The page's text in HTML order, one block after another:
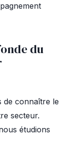
du
de connaître le
secteur.
étudions